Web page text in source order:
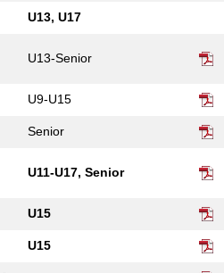
U13, U17
U13-Senior
U9-U15
Senior
U11-U17, Senior
U15
U15